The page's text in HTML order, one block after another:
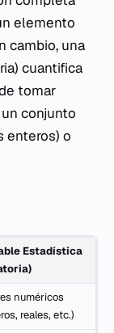
elemento
cambio, una
cuantifica
tomar
conjunto
enteros) o
Estadística
numéricos
reales, etc.)